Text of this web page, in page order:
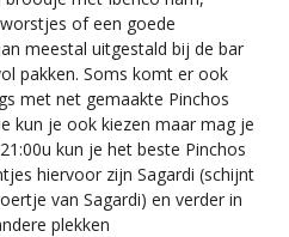
of een goede
meestal uitgestald bij de bar
pakken. Soms komt er ook
met net gemaakte Pinchos
kun je ook kiezen maar mag je
kun je het beste Pinchos
hiervoor zijn Sagardi (schijnt
van Sagardi) en verder in
plekken